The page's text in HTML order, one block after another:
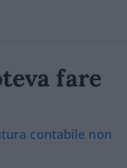
fare
contabile non